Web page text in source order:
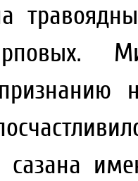
сазана